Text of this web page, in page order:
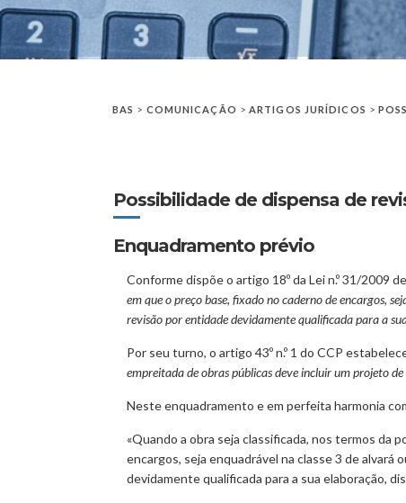
BAS > COMUNICAÇÃO >ARTIGOS JURÍDICOS >
Possibilidade de dispensa de
Enquadramento prévio
Conforme dispõe o artigo 18º da Lei n.º 31/2009
em que o preço base, fixado no caderno de encargos,
revisão por entidade devidamente qualificada para a
Por seu turno, o artigo 43º n.º 1 do CCP
empreitada de obras públicas deve incluir um projeto de
Neste enquadramento e em perfeita harmonia
«Quando a obra seja classificada, nos termos da
encargos, seja enquadrável na classe 3 de
devidamente qualificada para a sua elaboração,